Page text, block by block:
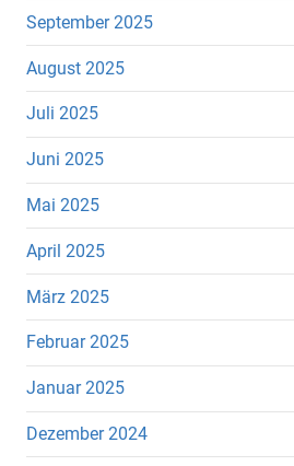
September 2025
August 2025
Juli 2025
Juni 2025
Mai 2025
April 2025
März 2025
Februar 2025
Januar 2025
Dezember 2024